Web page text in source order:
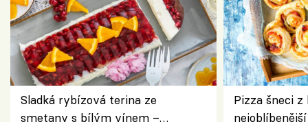
Sladká rybízová terina ze
smetany s bílým vínem –
Pizza šneci